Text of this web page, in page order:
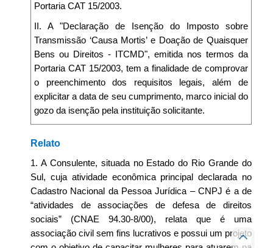
Portaria CAT 15/2003.
II. A "Declaração de Isenção do Imposto sobre
Transmissão ‘Causa Mortis’ e Doação de Quaisquer
Bens ou Direitos - ITCMD", emitida nos termos da
Portaria CAT 15/2003, tem a finalidade de comprovar
o preenchimento dos requisitos legais, além de
explicitar a data de seu cumprimento, marco inicial do
gozo da isenção pela instituição solicitante.
Relato
1. A Consulente, situada no Estado do Rio Grande do
Sul, cuja atividade econômica principal declarada no
Cadastro Nacional da Pessoa Jurídica – CNPJ é a de
“atividades de associações de defesa de direitos
sociais” (CNAE 94.30-8/00), relata que é uma
associação civil sem fins lucrativos e possui um projeto